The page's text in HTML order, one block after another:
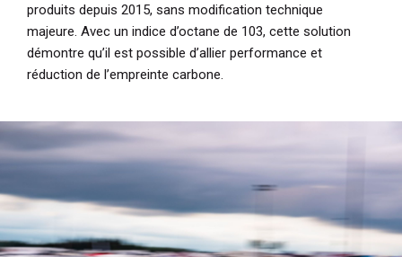
produits depuis 2015, sans modification technique
majeure. Avec un indice d’octane de 103, cette solution
démontre qu’il est possible d’allier performance et
réduction de l’empreinte carbone.